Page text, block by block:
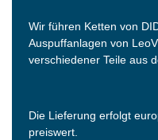
Wir führen Ketten von
Auspuffanlagen von
verschiedener Teile aus
Die Lieferung erfolgt
preiswert.